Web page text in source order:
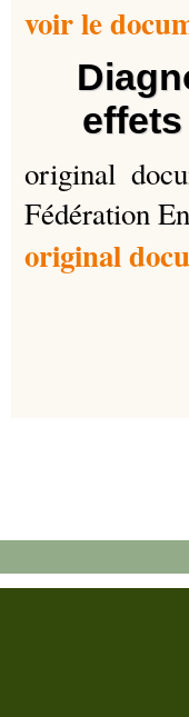
voir le
original
Fédération
original